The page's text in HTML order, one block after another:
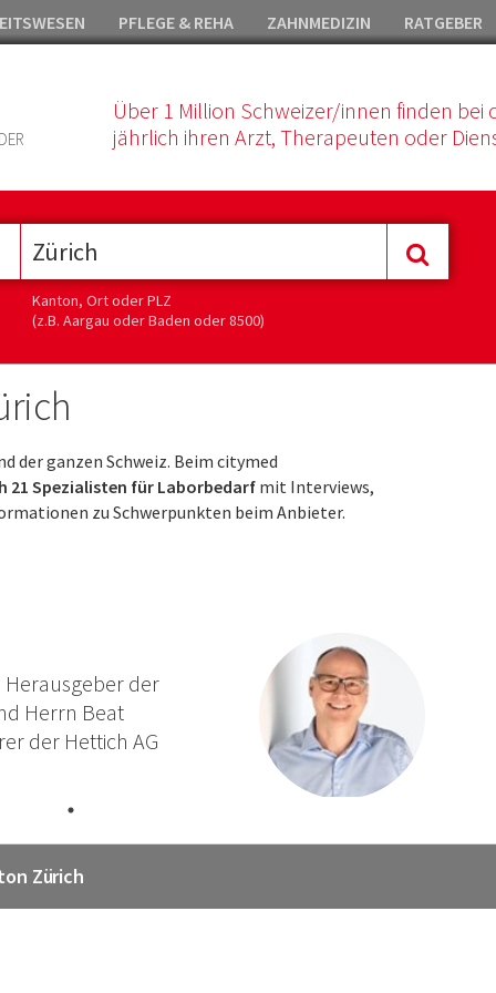
PFLEGE & REHA ZAHNMEDIZIN RATGEBER
Über 1 Million Schweizer/innen finden bei
jährlich ihren Arzt, Therapeuten oder
Kanton, Ort oder PLZ
(z.B. Aargau oder Baden oder 8500)
der ganzen Schweiz. Beim citymed
21 Spezialisten für Laborbedarf mit Interviews,
zu Schwerpunkten beim Anbieter.
der
Herrn Beat
der Hettich AG
Zürich